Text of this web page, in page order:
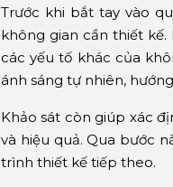
Trước khi bắt tay vào
không gian cần thiết
các yếu tố khác của
ánh sáng tự nhiên,
Khảo sát còn giúp xác
và hiệu quả. Qua bước
trình thiết kế tiếp theo.